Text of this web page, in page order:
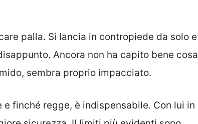
palla. Si lancia in contropiede da solo e
Ancora non ha capito bene cosa
sembra proprio impacciato.
e finché regge, è indispensabile. Con lui in